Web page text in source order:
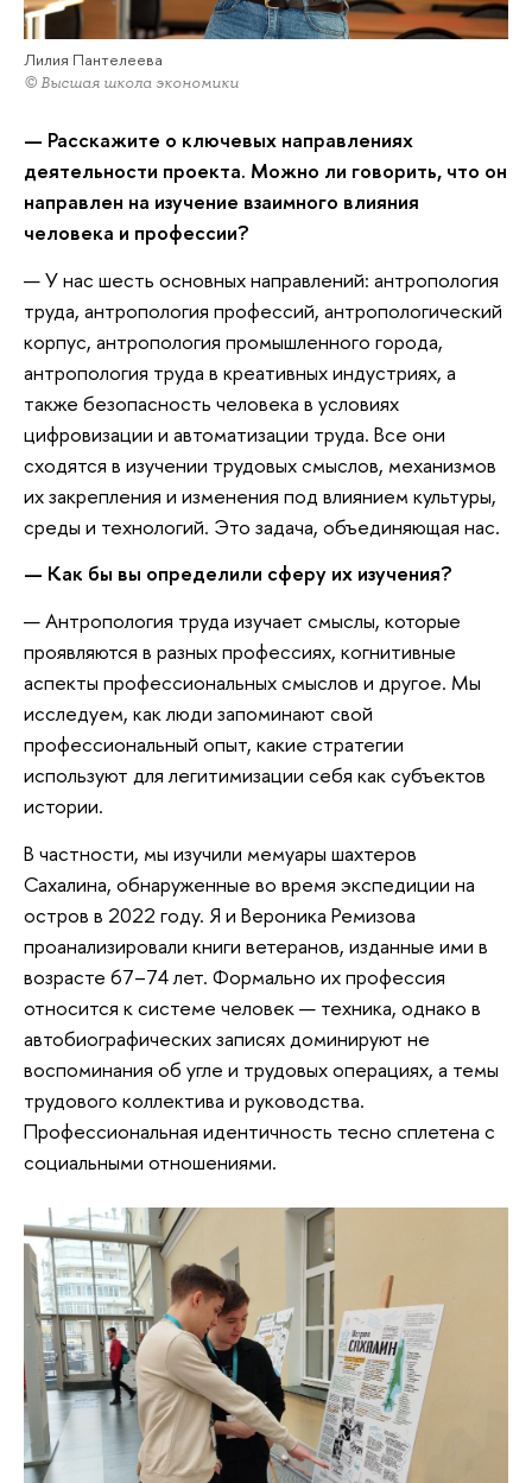
Лилия Пантелеева
© Высшая школа экономики
— Расскажите о ключевых направлениях
деятельности проекта. Можно ли говорить, что он
направлен на изучение взаимного влияния
человека и профессии?
— У нас шесть основных направлений: антропология
труда, антропология профессий, антропологический
корпус, антропология промышленного города,
антропология труда в креативных индустриях, а
также безопасность человека в условиях
цифровизации и автоматизации труда. Все они
сходятся в изучении трудовых смыслов, механизмов
их закрепления и изменения под влиянием культуры,
среды и технологий. Это задача, объединяющая нас.
— Как бы вы определили сферу их изучения?
— Антропология труда изучает смыслы, которые
проявляются в разных профессиях, когнитивные
аспекты профессиональных смыслов и другое. Мы
исследуем, как люди запоминают свой
профессиональный опыт, какие стратегии
используют для легитимизации себя как субъектов
истории.
В частности, мы изучили мемуары шахтеров
Сахалина, обнаруженные во время экспедиции на
остров в 2022 году. Я и Вероника Ремизова
проанализировали книги ветеранов, изданные ими в
возрасте 67–74 лет. Формально их профессия
относится к системе человек — техника, однако в
автобиографических записях доминируют не
воспоминания об угле и трудовых операциях, а темы
трудового коллектива и руководства.
Профессиональная идентичность тесно сплетена с
социальными отношениями.